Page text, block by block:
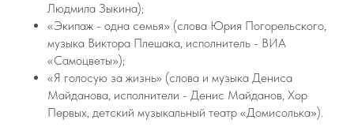
Людмила Зыкина);
«Экипаж - одна семья» (слова Юрия Погорельского,
музыка Виктора Плешака, исполнитель - ВИА
«Самоцветы»);
«Я голосую за жизнь» (слова и музыка Дениса
Майданова, исполнители - Денис Майданов, Хор
Первых, детский музыкальный театр «Домисолька»).